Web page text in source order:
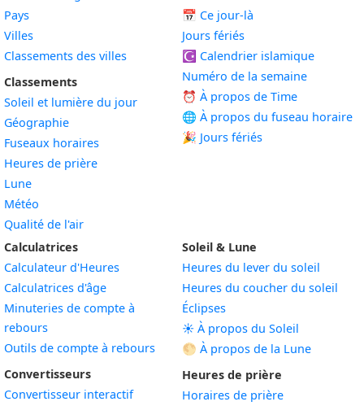
Pays
Villes
Classements des villes
Classements
Soleil et lumière du jour
Géographie
Fuseaux horaires
Heures de prière
Lune
Météo
Qualité de l'air
📅 Ce jour-là
Jours fériés
☪️ Calendrier islamique
Numéro de la semaine
⏰ À propos de Time
🌐 À propos du fuseau horaire
🎉 Jours fériés
Calculatrices
Calculateur d'Heures
Calculatrices d'âge
Minuteries de compte à
rebours
Outils de compte à rebours
Convertisseurs
Convertisseur interactif
Soleil & Lune
Heures du lever du soleil
Heures du coucher du soleil
Éclipses
☀️ À propos du Soleil
🌕 À propos de la Lune
Heures de prière
Horaires de prière